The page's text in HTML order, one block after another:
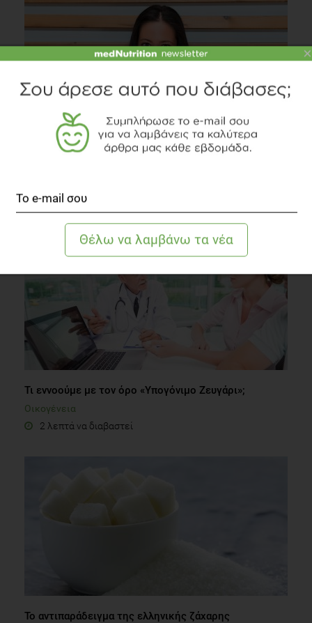
Ασκήσεις που θα σας ανακουφίσουν από ένταση και
1 λεπτό να διαβαστεί
Τι εννοούμε με τον όρο «Υπογόνιμο Ζευγάρι»;
Οικογένεια
2 λεπτά να διαβαστεί
Το αντιπαράδειγμα της ελληνικής ζάχαρης
×